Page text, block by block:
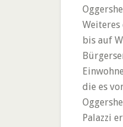
bis auf
die es
Palazzi